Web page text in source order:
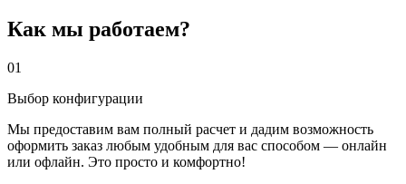
Как мы работаем?
01
Выбор конфигурации
Мы предоставим вам полный расчет и дадим возможность
оформить заказ любым удобным для вас способом — онлайн
или офлайн. Это просто и комфортно!